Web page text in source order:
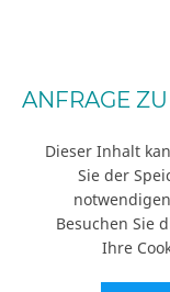
ANFRAGE
Dieser Inhalt
Sie der
notwendigen
Besuchen Sie
Ihre